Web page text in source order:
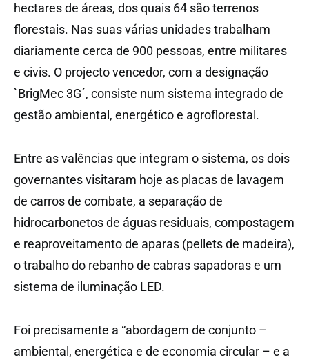
hectares de áreas, dos quais 64 são terrenos
florestais. Nas suas várias unidades trabalham
diariamente cerca de 900 pessoas, entre militares
e civis. O projecto vencedor, com a designação
`BrigMec 3G´, consiste num sistema integrado de
gestão ambiental, energético e agroflorestal.
Entre as valências que integram o sistema, os dois
governantes visitaram hoje as placas de lavagem
de carros de combate, a separação de
hidrocarbonetos de águas residuais, compostagem
e reaproveitamento de aparas (pellets de madeira),
o trabalho do rebanho de cabras sapadoras e um
sistema de iluminação LED.
Foi precisamente a “abordagem de conjunto –
ambiental, energética e de economia circular – e a